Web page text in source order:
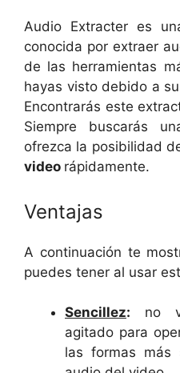
Audio Extracter es
conocida por extraer
de las herramientas
hayas visto debido a
Encontrarás este
Siempre buscarás
ofrezca la posibilidad
video rápidamente.
Ventajas
A continuación te
puedes tener al usar
Sencillez: no
agitado para
las formas más